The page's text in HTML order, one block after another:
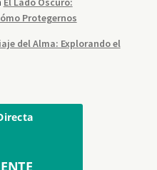
Protegernos
del Alma: Explorando el